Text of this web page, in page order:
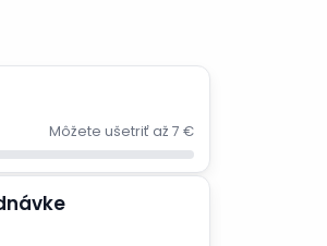
Môžete ušetriť až 7 €